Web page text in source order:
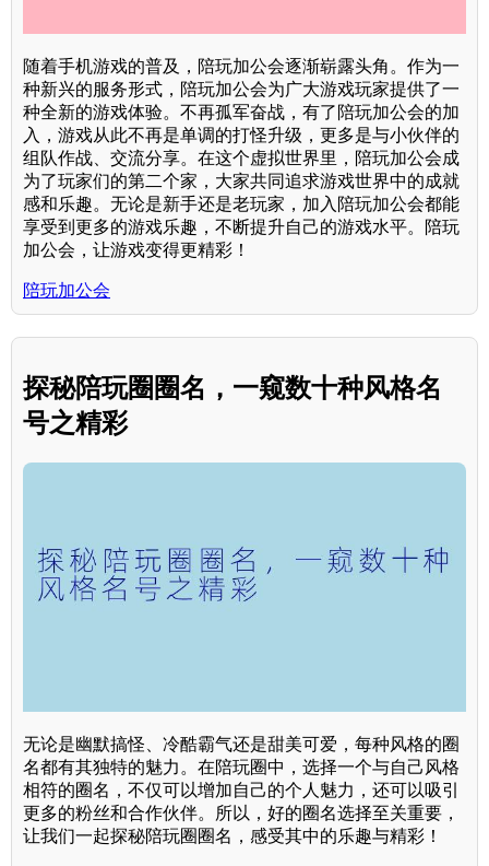
随着手机游戏的普及，陪玩加公会逐渐崭露头角。作为一
种新兴的服务形式，陪玩加公会为广大游戏玩家提供了一
种全新的游戏体验。不再孤军奋战，有了陪玩加公会的加
入，游戏从此不再是单调的打怪升级，更多是与小伙伴的
组队作战、交流分享。在这个虚拟世界里，陪玩加公会成
为了玩家们的第二个家，大家共同追求游戏世界中的成就
感和乐趣。无论是新手还是老玩家，加入陪玩加公会都能
享受到更多的游戏乐趣，不断提升自己的游戏水平。陪玩
加公会，让游戏变得更精彩！
陪玩加公会
探秘陪玩圈圈名，一窥数十种风格名
号之精彩
无论是幽默搞怪、冷酷霸气还是甜美可爱，每种风格的圈
名都有其独特的魅力。在陪玩圈中，选择一个与自己风格
相符的圈名，不仅可以增加自己的个人魅力，还可以吸引
更多的粉丝和合作伙伴。所以，好的圈名选择至关重要，
让我们一起探秘陪玩圈圈名，感受其中的乐趣与精彩！